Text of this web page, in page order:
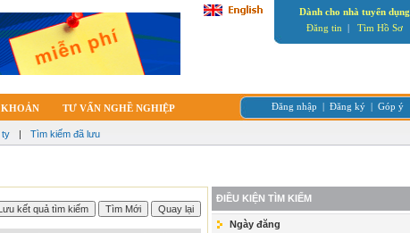
Dành cho nhà tuyển dụng
Đăng tin | Tìm Hồ Sơ
TƯ VẤN NGHỀ NGHIỆP Đăng nhập | Đăng ký | Góp ý
ty | Tìm kiếm đã lưu
ĐIỀU KIỆN TÌM KIẾM
Ngày đăng